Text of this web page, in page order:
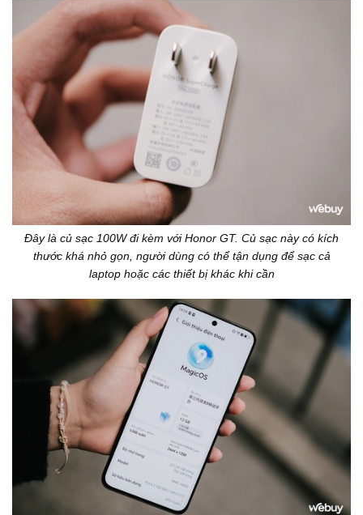
Đây là củ sạc 100W đi kèm với Honor GT. Củ sạc này có kích
thước khá nhỏ gọn, người dùng có thể tận dụng để sạc cả
laptop hoặc các thiết bị khác khi cần